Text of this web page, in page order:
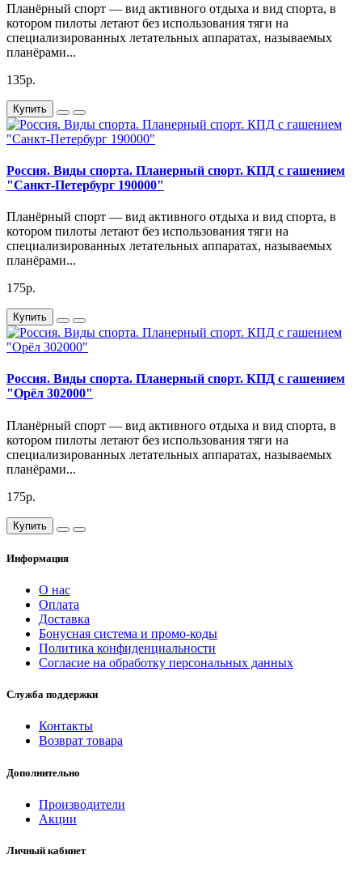
Планёрный спорт — вид активного отдыха и вид спорта, в
котором пилоты летают без использования тяги на
специализированных летательных аппаратах, называемых
планёрами...
135р.
Купить
Россия. Виды спорта. Планерный спорт. КПД с гашением
"Санкт-Петербург 190000"
Планёрный спорт — вид активного отдыха и вид спорта, в
котором пилоты летают без использования тяги на
специализированных летательных аппаратах, называемых
планёрами...
175р.
Купить
Россия. Виды спорта. Планерный спорт. КПД с гашением
"Орёл 302000"
Планёрный спорт — вид активного отдыха и вид спорта, в
котором пилоты летают без использования тяги на
специализированных летательных аппаратах, называемых
планёрами...
175р.
Купить
Информация
О нас
Оплата
Доставка
Бонусная система и промо-коды
Политика конфиденциальности
Согласие на обработку персональных данных
Служба поддержки
Контакты
Возврат товара
Дополнительно
Производители
Акции
Личный кабинет